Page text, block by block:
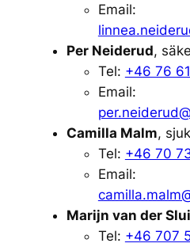
Email:
Per Neiderud,
Tel: +46 76
Email:
Camilla Malm,
Tel: +46 70
Email:
Marijn van der
Tel: +46 707